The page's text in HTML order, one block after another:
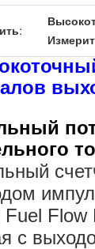
Fuel
с